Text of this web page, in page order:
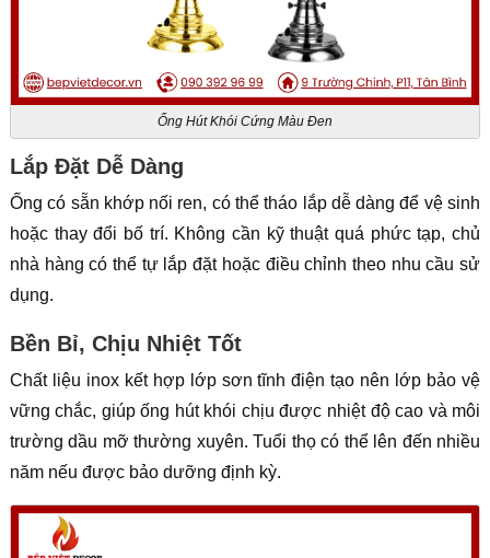
Ống Hút Khói Cứng Màu Đen
Lắp Đặt Dễ Dàng
Ống có sẵn khớp nối ren, có thể tháo lắp dễ dàng để vệ sinh
hoặc thay đổi bố trí. Không cần kỹ thuật quá phức tạp, chủ
nhà hàng có thể tự lắp đặt hoặc điều chỉnh theo nhu cầu sử
dụng.
Bền Bỉ, Chịu Nhiệt Tốt
Chất liệu inox kết hợp lớp sơn tĩnh điện tạo nên lớp bảo vệ
vững chắc, giúp ống hút khói chịu được nhiệt độ cao và môi
trường dầu mỡ thường xuyên. Tuổi thọ có thể lên đến nhiều
năm nếu được bảo dưỡng định kỳ.